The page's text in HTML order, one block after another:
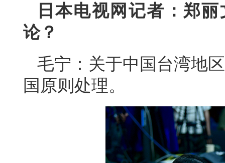
日本电视网记者：郑
论？
毛宁：关于中国台湾地
国原则处理。